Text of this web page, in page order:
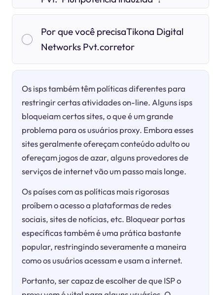
Por que você precisaTikona Digital
Networks Pvt.corretor
Os isps também têm políticas diferentes para
restringir certas atividades on-line. Alguns isps
bloqueiam certos sites, o que é um grande
problema para os usuários proxy. Embora esses
sites geralmente ofereçam conteúdo adulto ou
ofereçam jogos de azar, alguns provedores de
serviços de internet vão um passo mais longe.
Os países com as políticas mais rigorosas
proíbem o acesso a plataformas de redes
sociais, sites de notícias, etc. Bloquear portas
específicas também é uma prática bastante
popular, restringindo severamente a maneira
como os usuários acessam e usam a internet.
Portanto, ser capaz de escolher de que ISP o